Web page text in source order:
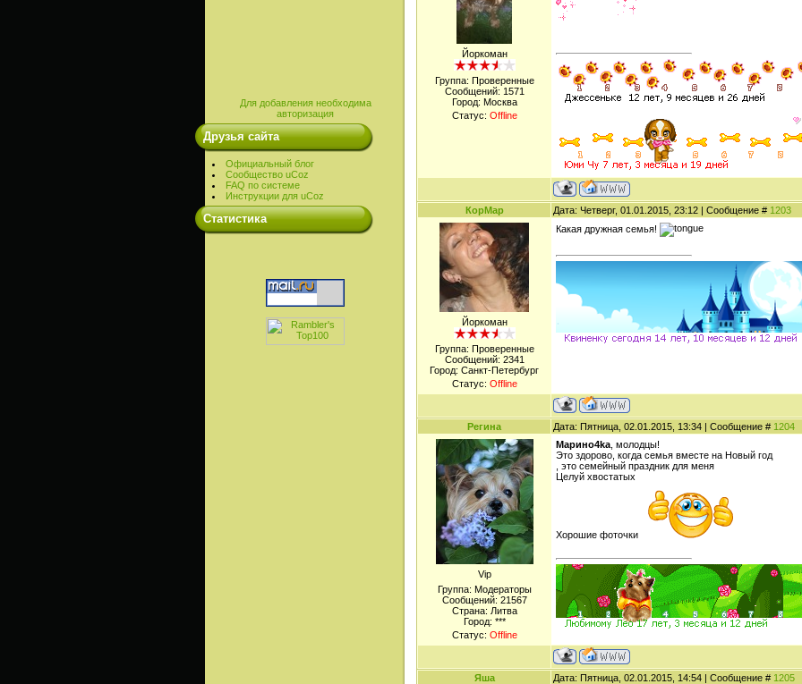
Для добавления необходима
авторизация
Друзья сайта
Официальный блог
Сообщество uCoz
FAQ по системе
Инструкции для uCoz
Cтатистика
Йоркоман
Группа: Проверенные
Сообщений: 1571
Город: Москва
Статус: Offline
КорМар Дата: Четверг, 01.01.2015, 23:12 | Сообщение # 1203
Йоркоман
Группа: Проверенные
Сообщений: 2341
Город: Санкт-Петербург
Статус: Offline
Какая дружная семья!
Регина Дата: Пятница, 02.01.2015, 13:34 | Сообщение # 1204
Viр
Группа: Модераторы
Сообщений: 21567
Страна: Литва
Город: ***
Статус: Offline
Марино4kа , молодцы!
Это здорово, когда семья вместе на Новый год
, это семейный праздник для меня
Целуй хвостатых
Хорошие фоточки
Яша Дата: Пятница, 02.01.2015, 14:54 | Сообщение # 1205